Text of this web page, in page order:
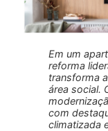
Em um
reforma
transforma
área social.
com
climatizada